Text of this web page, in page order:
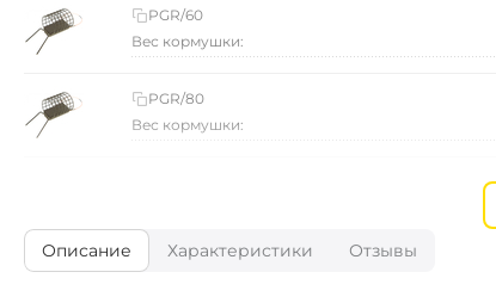
PGR/60
Вес кормушки:
PGR/80
Вес кормушки:
Описание Характеристики Отзывы